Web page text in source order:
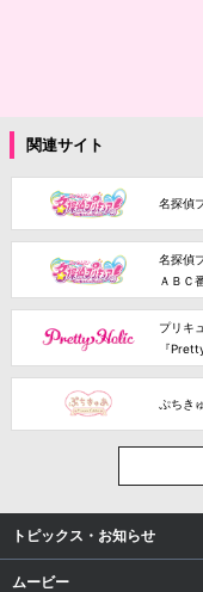
関連サイト
名探偵
名探偵
ＡＢＣ
プリキ
『
ぷちき
トピックス・お知らせ
ムービー